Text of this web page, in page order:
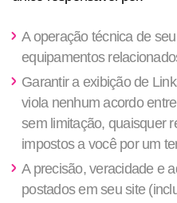
A operação técnica de
equipamentos
Garantir a exibição de
viola nenhum acordo
sem limitação, quaisquer
impostos a você por um
A precisão, veracidade e
postados em seu site